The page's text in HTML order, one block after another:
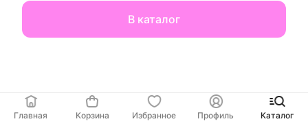
В каталог
Главная Корзина Избранное Профиль Каталог